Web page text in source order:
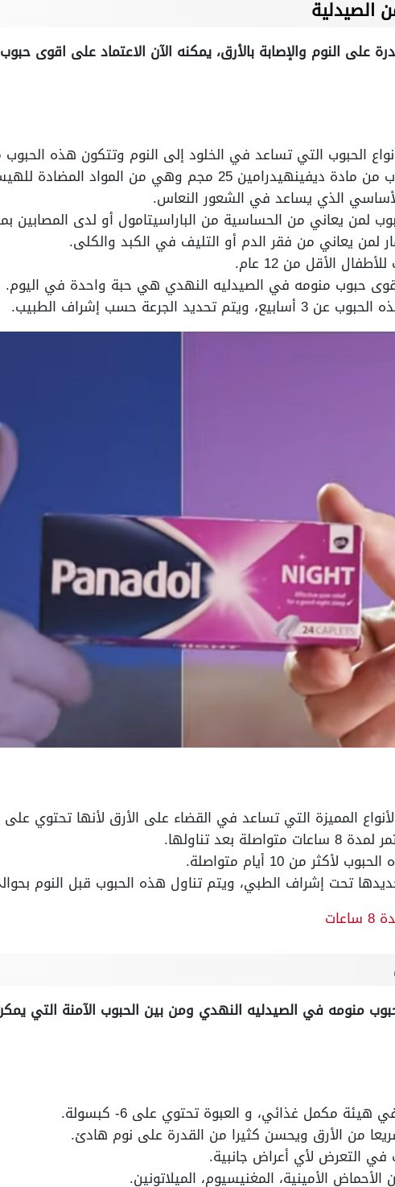
الصيدلية
على النوم والإصابة بالأرق، يمكنه الآن الاعتماد على اقوى
الحبوب التي تساعد في الخلود إلى النوم وتتكون هذه
25 مجم وهي من المواد المضادة للهيستامين.
الذي يساعد في الشعور النعاس.
لمن يعاني من الحساسية من الباراسيتامول أو لدى المصابين
لمن يعاني من فقر الدم أو التليف في الكبد والكلى.
الأقل من 12 عام.
حبوب منومه في الصيدليه النهدي هي حبة واحدة في اليوم.
الجرعة حسب إشراف الطبيب.
المميزة التي تساعد في القضاء على الأرق لأنها تحتوي على
بعد تناولها.
من 10 أيام متواصلة.
تحت إشراف الطبي، ويتم تناول هذه الحبوب قبل النوم بحوالي 30
منومه في الصيدليه النهدي ومن بين الحبوب الآمنة التي
مكمل غذائي، و العبوة تحتوي على 6- كبسولة.
من الأرق ويحسن كثيرا من القدرة على نوم هادئ.
التعرض لأي أعراض جانبية.
الأمينية، المغنيسيوم، الميلاتونين.